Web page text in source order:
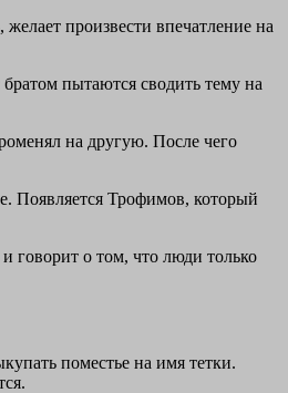
произвести впечатление на
пытаются сводить тему на
на другую. После чего
Появляется Трофимов, который
говорит о том, что люди только
поместье на имя тетки.